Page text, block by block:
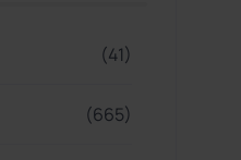
(41)
(665)